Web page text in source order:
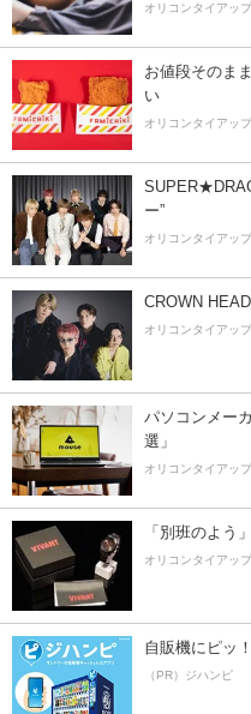
オリコンタイアッ
お値段そのま
い
オリコンタイアッ
ー”
オリコンタイアッ
CROWN
オリコンタイアッ
パソコンメー
選」
オリコンタイアッ
「別班のよう
オリコンタイアッ
自販機にピッ
（PR）ジハンピ